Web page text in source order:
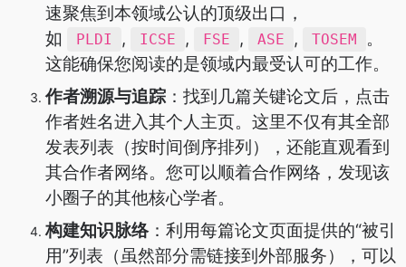
速聚焦到本领域公认的顶级出口，
如
PLDI , ICSE , FSE , ASE , TOSEM
。
这能确保您阅读的是领域内最受认可的工作。
作者溯源与追踪 ：找到几篇关键论文后，点击
作者姓名进入其个人主页。这里不仅有其全部
发表列表（按时间倒序排列），还能直观看到
其合作者网络。您可以顺着合作网络，发现该
小圈子的其他核心学者。
构建知识脉络：利用每篇论文页面提供的“被引
用”列表（虽然部分需链接到外部服务），可以